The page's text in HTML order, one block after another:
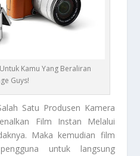
Kamu Yang Beraliran
Guys!
Satu Produsen Kamera
Film Instan Melalui
Maka kemudian film
untuk langsung